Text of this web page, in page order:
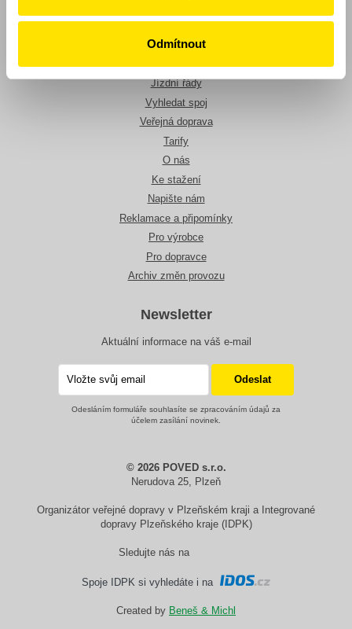
Odmítnout
Navigace
Jízdní řády
Vyhledat spoj
Veřejná doprava
Tarify
O nás
Ke stažení
Napište nám
Reklamace a připomínky
Pro výrobce
Pro dopravce
Archiv změn provozu
Newsletter
Aktuální informace na váš e-mail
Odesláním formuláře souhlasíte se zpracováním údajů za
účelem zasílání novinek.
© 2026 POVED s.r.o.
Nerudova 25, Plzeň
Organizátor veřejné dopravy v Plzeňském kraji a Integrované
dopravy Plzeňského kraje (IDPK)
Sledujte nás na
Spoje IDPK si vyhledáte i na
Created by Beneš & Michl